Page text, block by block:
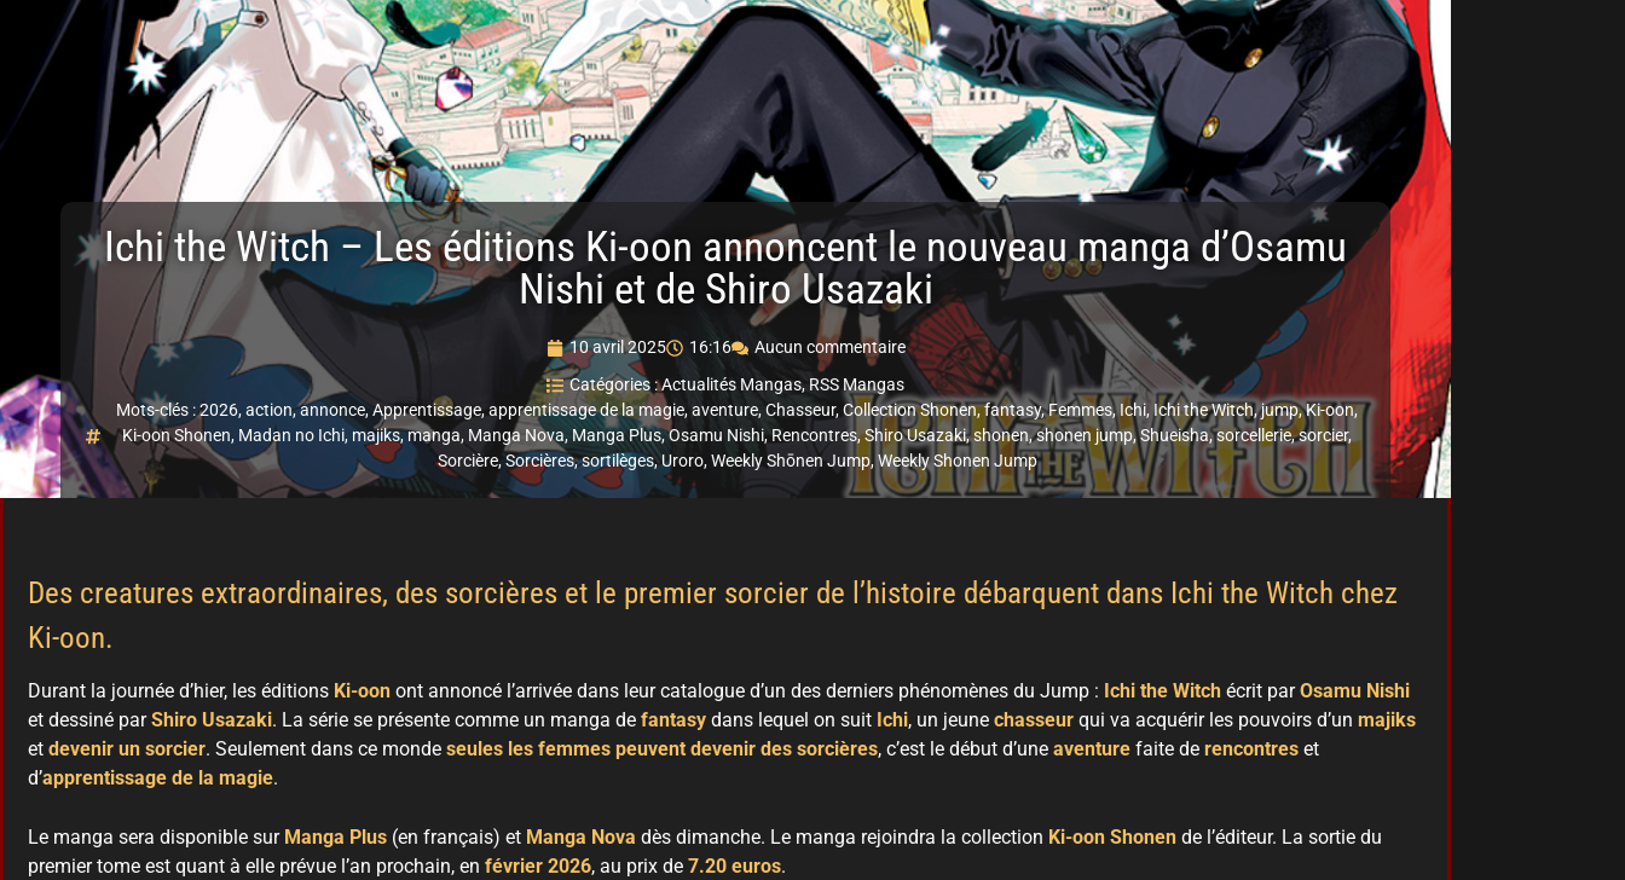
Ichi the Witch – Les éditions Ki-oon annoncent le nouveau manga d’Osamu
Nishi et de Shiro Usazaki
10 avril 2025 16:16
Aucun commentaire
Catégories :Actualités Mangas, RSS Mangas
Mots-clés :2026,action,annonce,Apprentissage,apprentissage de la magie,aventure,Chasseur,Collection Shonen,fantasy,Femmes,Ichi,Ichi the Witch,jump,Ki-oon,
Ki-oon Shonen, Madan no Ichi, majiks,manga, Manga Nova,Manga Plus,Osamu Nishi,Rencontres,Shiro Usazaki,shonen,shonen jump,Shueisha,sorcellerie,sorcier,
Sorcière,Sorcières,sortilèges,Uroro,Weekly Shōnen Jump,Weekly Shonen Jump
Des creatures extraordinaires, des sorcières et le premier sorcier de l’histoire débarquent dans Ichi the Witch chez
Ki-oon.
Durant la journée d’hier, les éditions Ki-oon ont annoncé l’arrivée dans leur catalogue d’un des derniers phénomènes du Jump : Ichi the Witch écrit parOsamu Nishi
et dessiné par Shiro Usazaki. La série se présente comme un manga de fantasy dans lequel on suit Ichi, un jeune chasseur qui va acquérir les pouvoirs d’un majiks
et devenir un sorcier. Seulement dans ce monde seules les femmes peuvent devenir des sorcières, c’est le début d’une aventure faite de rencontres et
d’apprentissage de la magie.
Le manga sera disponible sur Manga Plus (en français) et Manga Nova dès dimanche. Le manga rejoindra la collection Ki-oon Shonen de l’éditeur. La sortie du
premier tome est quant à elle prévue l’an prochain, en février 2026, au prix de 7.20 euros.